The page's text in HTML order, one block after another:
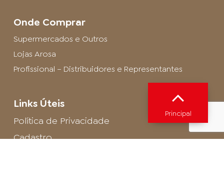
Onde Comprar
Supermercados e Outros
Lojas Arosa
Profissional – Distribuidores e Representantes
Links Úteis
Política de Privacidade
Cadastro
Principal